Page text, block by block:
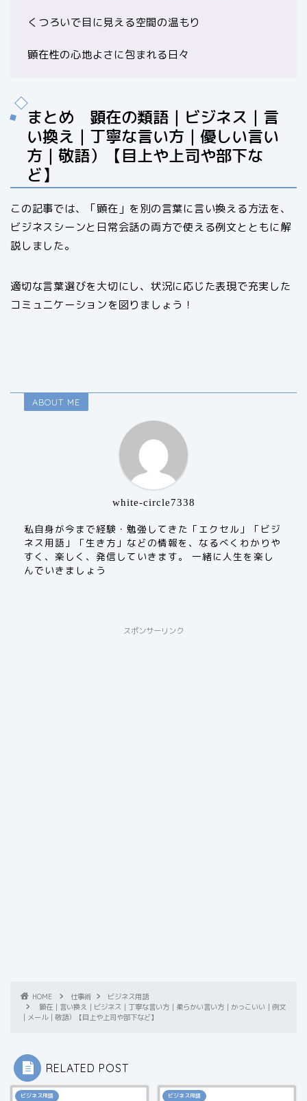
くつろいで目に見える空間の温もり
顕在性の心地よさに包まれる日々
まとめ 顕在の類語｜ビジネス｜言
い換え｜丁寧な言い方｜優しい言い
方｜敬語）【目上や上司や部下な
ど】
この記事では、「顕在」を別の言葉に言い換える方法を、
ビジネスシーンと日常会話の両方で使える例文とともに解
説しました。
適切な言葉選びを大切にし、状況に応じた表現で充実した
コミュニケーションを図りましょう！
ABOUT ME
white-circle7338
私自身が今まで経験・勉強してきた「エクセル」「ビジ
ネス用語」「生き方」などの情報を、なるべくわかりや
すく、楽しく、発信していきます。 一緒に人生を楽し
んでいきましょう
スポンサーリンク
HOME 仕事術
ビジネス用語
顕在｜言い換え｜ビジネス｜丁寧な言い方｜柔らかい言い方｜かっこいい｜例文
｜メール｜敬語）【目上や上司や部下など】
RELATED POST
ビジネス用語 ビジネス用語